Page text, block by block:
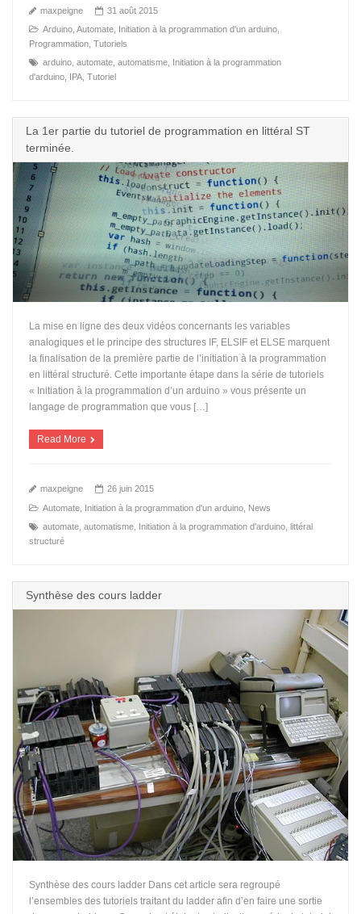
maxpeigne
31 août 2015
Arduino ,Automate Initiation à la programmation d'un arduino
Programmation ,Tutoriels
arduino ,automate ,automatisme Initiation à la programmation
d'arduino IPA ,Tutoriel
La 1er partie du tutoriel de programmation en littéral ST
terminée.
La mise en ligne des deux vidéos concernants les variables
analogiques et le principe des structures IF, ELSIF et ELSE marquent
la finalisation de la première partie de l’initiation à la programmation
en littéral structuré. Cette importante étape dans la série de tutoriels
« Initiation à la programmation d’un arduino » vous présente un
langage de programmation que vous […]
Read More
maxpeigne
26 juin 2015
Automate Initiation à la programmation d'un arduino News
automate ,automatisme Initiation à la programmation d'arduino ,littéral
structuré
Synthèse des cours ladder
Synthèse des cours ladder Dans cet article sera regroupé
l’ensembles des tutoriels traitant du ladder afin d’en faire une sortie